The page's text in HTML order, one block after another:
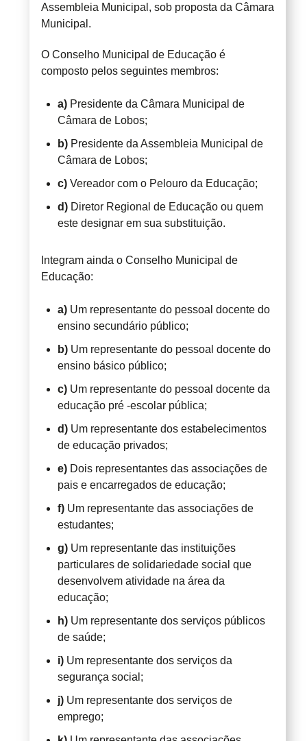
Assembleia Municipal, sob proposta da Câmara
Municipal.
O Conselho Municipal de Educação é
composto pelos seguintes membros:
a) Presidente da Câmara Municipal de
Câmara de Lobos;
b) Presidente da Assembleia Municipal de
Câmara de Lobos;
c) Vereador com o Pelouro da Educação;
d) Diretor Regional de Educação ou quem
este designar em sua substituição.
Integram ainda o Conselho Municipal de
Educação:
a) Um representante do pessoal docente do
ensino secundário público;
b) Um representante do pessoal docente do
ensino básico público;
c) Um representante do pessoal docente da
educação pré -escolar pública;
d) Um representante dos estabelecimentos
de educação privados;
e) Dois representantes das associações de
pais e encarregados de educação;
f) Um representante das associações de
estudantes;
g) Um representante das instituições
particulares de solidariedade social que
desenvolvem atividade na área da
educação;
h) Um representante dos serviços públicos
de saúde;
i) Um representante dos serviços da
segurança social;
j) Um representante dos serviços de
emprego;